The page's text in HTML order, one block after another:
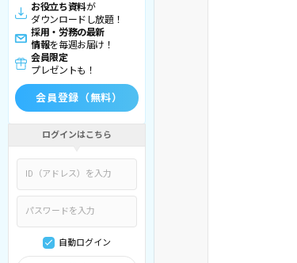
お役立ち資料が
ダウンロードし放題！
採用・労務の最新
情報を毎週お届け！
会員限定
プレゼントも！
会員登録（無料）
ログインはこちら
自動ログイン